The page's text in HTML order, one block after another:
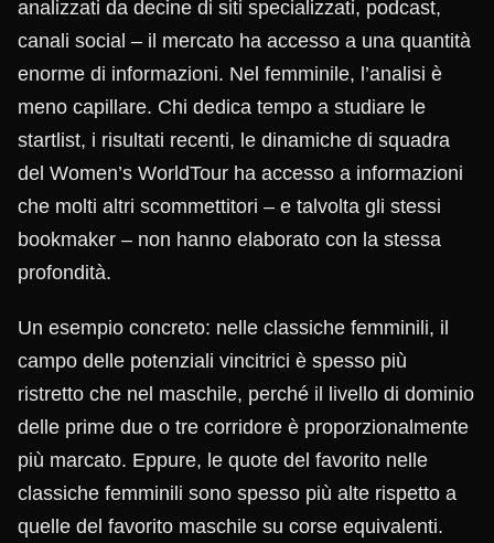
analizzati da decine di siti specializzati, podcast,
canali social – il mercato ha accesso a una quantità
enorme di informazioni. Nel femminile, l’analisi è
meno capillare. Chi dedica tempo a studiare le
startlist, i risultati recenti, le dinamiche di squadra
del Women’s WorldTour ha accesso a informazioni
che molti altri scommettitori – e talvolta gli stessi
bookmaker – non hanno elaborato con la stessa
profondità.
Un esempio concreto: nelle classiche femminili, il
campo delle potenziali vincitrici è spesso più
ristretto che nel maschile, perché il livello di dominio
delle prime due o tre corridore è proporzionalmente
più marcato. Eppure, le quote del favorito nelle
classiche femminili sono spesso più alte rispetto a
quelle del favorito maschile su corse equivalenti.